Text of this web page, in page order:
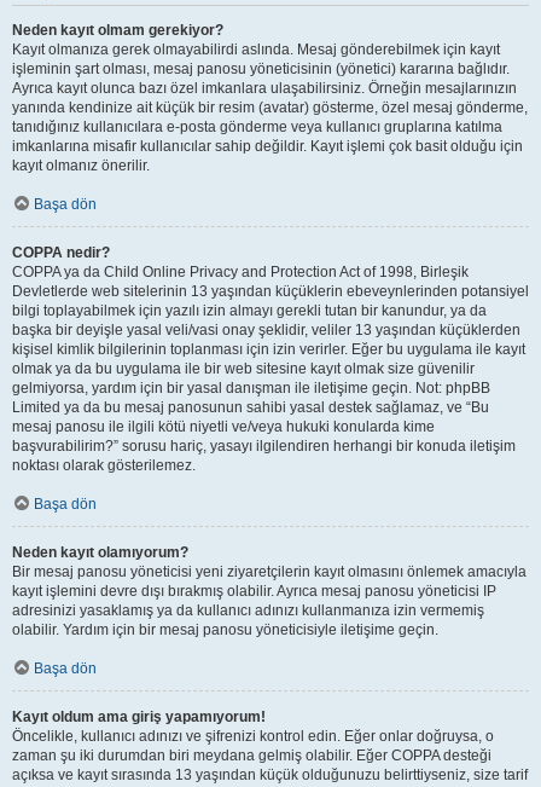
Neden kayıt olmam gerekiyor?
Kayıt olmanıza gerek olmayabilirdi aslında. Mesaj gönderebilmek için kayıt
işleminin şart olması, mesaj panosu yöneticisinin (yönetici) kararına bağlıdır.
Ayrıca kayıt olunca bazı özel imkanlara ulaşabilirsiniz. Örneğin mesajlarınızın
yanında kendinize ait küçük bir resim (avatar) gösterme, özel mesaj gönderme,
tanıdığınız kullanıcılara e-posta gönderme veya kullanıcı gruplarına katılma
imkanlarına misafir kullanıcılar sahip değildir. Kayıt işlemi çok basit olduğu için
kayıt olmanız önerilir.
Başa dön
COPPA nedir?
COPPA ya da Child Online Privacy and Protection Act of 1998, Birleşik
Devletlerde web sitelerinin 13 yaşından küçüklerin ebeveynlerinden potansiyel
bilgi toplayabilmek için yazılı izin almayı gerekli tutan bir kanundur, ya da
başka bir deyişle yasal veli/vasi onay şeklidir, veliler 13 yaşından küçüklerden
kişisel kimlik bilgilerinin toplanması için izin verirler. Eğer bu uygulama ile kayıt
olmak ya da bu uygulama ile bir web sitesine kayıt olmak size güvenilir
gelmiyorsa, yardım için bir yasal danışman ile iletişime geçin. Not: phpBB
Limited ya da bu mesaj panosunun sahibi yasal destek sağlamaz, ve “Bu
mesaj panosu ile ilgili kötü niyetli ve/veya hukuki konularda kime
başvurabilirim?” sorusu hariç, yasayı ilgilendiren herhangi bir konuda iletişim
noktası olarak gösterilemez.
Başa dön
Neden kayıt olamıyorum?
Bir mesaj panosu yöneticisi yeni ziyaretçilerin kayıt olmasını önlemek amacıyla
kayıt işlemini devre dışı bırakmış olabilir. Ayrıca mesaj panosu yöneticisi IP
adresinizi yasaklamış ya da kullanıcı adınızı kullanmanıza izin vermemiş
olabilir. Yardım için bir mesaj panosu yöneticisiyle iletişime geçin.
Başa dön
Kayıt oldum ama giriş yapamıyorum!
Öncelikle, kullanıcı adınızı ve şifrenizi kontrol edin. Eğer onlar doğruysa, o
zaman şu iki durumdan biri meydana gelmiş olabilir. Eğer COPPA desteği
açıksa ve kayıt sırasında 13 yaşından küçük olduğunuzu belirttiyseniz, size tarif